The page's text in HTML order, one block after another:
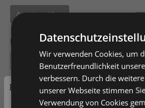
Anschweißen
Länge Leitungswagen
120 140
Preisauszeichnung
Wir verwenden Cookies, um
Benutzerfreundlichkeit
verbessern. Durch die
unserer Webseite stimmen
Verwendung von Cookies